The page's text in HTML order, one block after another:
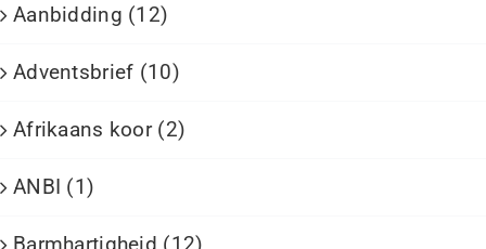
Aanbidding (12)
Adventsbrief (10)
Afrikaans koor (2)
ANBI (1)